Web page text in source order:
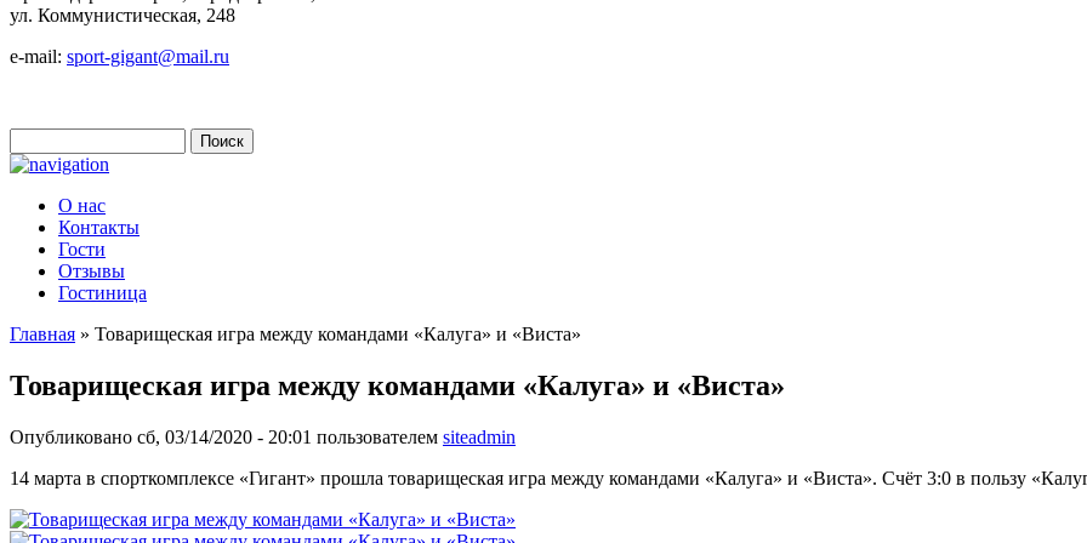
ул. Коммунистическая, 248
e-mail: sport-gigant@mail.ru
Форма поиска
О нас
Контакты
Гости
Отзывы
Гостиница
Главная » Товарищеская игра между командами «Калуга» и «Виста»
Товарищеская игра между командами «Калуга» и «Виста»
Опубликовано сб, 03/14/2020 - 20:01 пользователем siteadmin
14 марта в спорткомплексе «Гигант» прошла товарищеская игра между командами «Калуга» и «Виста». Счёт 3:0 в пользу